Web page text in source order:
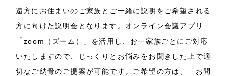
遠方にお住まいのご家族とご一緒に説明をご希望される
方に向けた説明会となります。オンライン会議アプリ
「zoom（ズーム）」を活用し、お一家族ごとにご対応
いたしますので、じっくりとお悩みをお聞きした上で適
切なご納骨のご提案が可能です。ご希望の方は、「お問